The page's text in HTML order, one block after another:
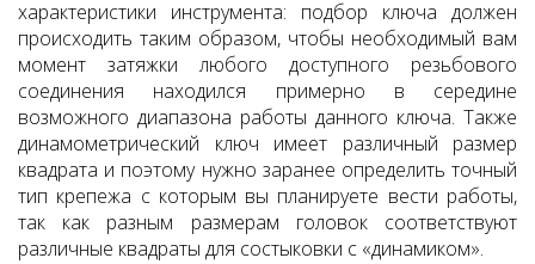
характеристики инструмента: подбор ключа должен
происходить таким образом, чтобы необходимый вам
момент затяжки любого доступного резьбового
соединения находился примерно в середине
возможного диапазона работы данного ключа. Также
динамометрический ключ имеет различный размер
квадрата и поэтому нужно заранее определить точный
тип крепежа с которым вы планируете вести работы,
так как разным размерам головок соответствуют
различные квадраты для состыковки с «динамиком».